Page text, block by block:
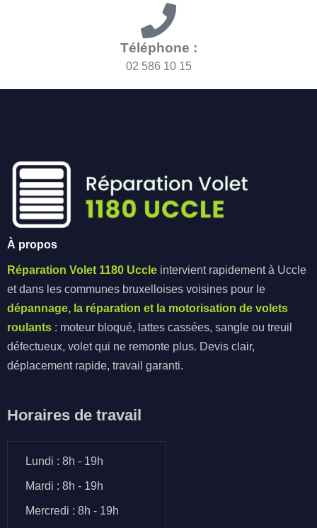
Téléphone :
02 586 10 15
À propos
Réparation Volet 1180 Uccle intervient rapidement à Uccle
et dans les communes bruxelloises voisines pour le
dépannage, la réparation et la motorisation de volets
roulants : moteur bloqué, lattes cassées, sangle ou treuil
défectueux, volet qui ne remonte plus. Devis clair,
déplacement rapide, travail garanti.
Horaires de travail
Lundi : 8h - 19h
Mardi : 8h - 19h
Mercredi : 8h - 19h